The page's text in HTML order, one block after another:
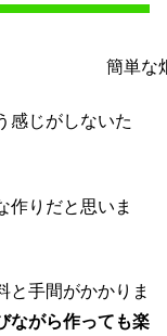
感じがしないた
作りだと思いま
と手間がかかりま
ながら作っても楽